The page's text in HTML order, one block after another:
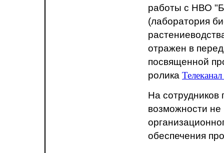
работы с НВО
(лаборатория
отражен в
посвященной
ролика
На сотрудников
возможности
обеспечения